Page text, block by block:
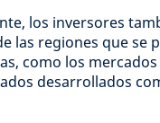
los inversores
las regiones que se
como los
desarrollados